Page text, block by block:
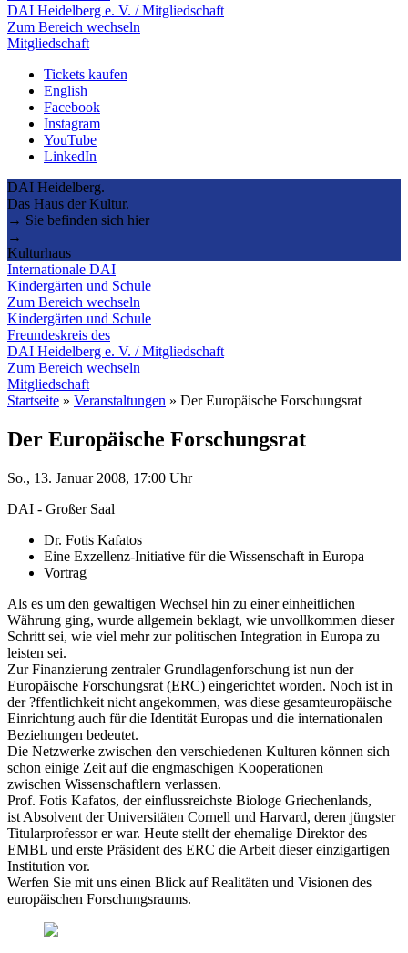
DAI Heidelberg e. V. / Mitgliedschaft
Zum Bereich wechseln
Mitgliedschaft
Tickets kaufen
English
Facebook
Instagram
YouTube
LinkedIn
DAI Heidelberg.
Das Haus der Kultur.
→ Sie befinden sich hier
→
Kulturhaus
Internationale DAI
Kindergärten und Schule
Zum Bereich wechseln
Kindergärten und Schule
Freundeskreis des
DAI Heidelberg e. V. / Mitgliedschaft
Zum Bereich wechseln
Mitgliedschaft
Startseite » Veranstaltungen » Der Europäische Forschungsrat
Der Europäische Forschungsrat
So., 13. Januar 2008, 17:00 Uhr
DAI - Großer Saal
Dr. Fotis Kafatos
Eine Exzellenz-Initiative für die Wissenschaft in Europa
Vortrag
Als es um den gewaltigen Wechsel hin zu einer einheitlichen
Währung ging, wurde allgemein beklagt, wie unvollkommen dieser
Schritt sei, wie viel mehr zur politischen Integration in Europa zu
leisten sei.
Zur Finanzierung zentraler Grundlagenforschung ist nun der
Europäische Forschungsrat (ERC) eingerichtet worden. Noch ist in
der ?ffentlichkeit nicht angekommen, was diese gesamteuropäische
Einrichtung auch für die Identität Europas und die internationalen
Beziehungen bedeutet.
Die Netzwerke zwischen den verschiedenen Kulturen können sich
schon einige Zeit auf die engmaschigen Kooperationen
zwischen Wissenschaftlern verlassen.
Prof. Fotis Kafatos, der einflussreichste Biologe Griechenlands,
ist Absolvent der Universitäten Cornell und Harvard, deren jüngster
Titularprofessor er war. Heute stellt der ehemalige Direktor des
EMBL und erste Präsident des ERC die Arbeit dieser einzigartigen
Institution vor.
Werfen Sie mit uns einen Blick auf Realitäten und Visionen des
europäischen Forschungsraums.